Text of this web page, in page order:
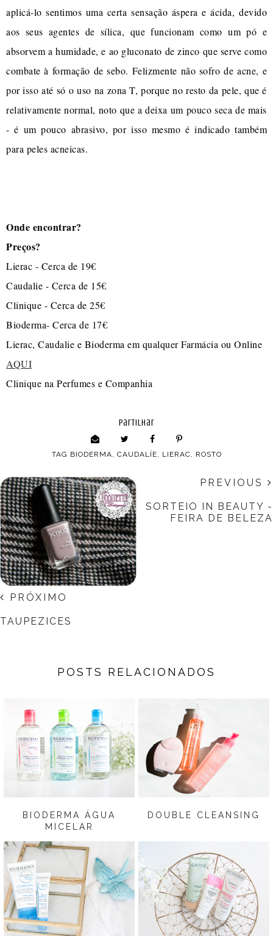
aplicá-lo sentimos uma certa sensação áspera e ácida, devido
aos seus agentes de sílica, que funcionam como um pó e
absorvem a humidade, e ao gluconato de zinco que serve como
combate à formação de sebo. Felizmente não sofro de acne, e
por isso até só o uso na zona T, porque no resto da pele, que é
relativamente normal, noto que a deixa um pouco seca de mais
- é um pouco abrasivo, por isso mesmo é indicado também
para peles acneicas.
Onde encontrar?
Preços?
Lierac - Cerca de 19€
Caudalie - Cerca de 15€
Clinique - Cerca de 25€
Bioderma- Cerca de 17€
Lierac, Caudalie e Bioderma em qualquer Farmácia ou Online
AQUI
Clinique na Perfumes e Companhia
partilhar
TAG BIODERMA, CAUDALÍE, LIERAC, ROSTO
PREVIOUS
SORTEIO IN BEAUTY -
FEIRA DE BELEZA
PRÓXIMO
TAUPEZICES
POSTS RELACIONADOS
BIODERMA ÁGUA
MICELAR
DOUBLE CLEANSING